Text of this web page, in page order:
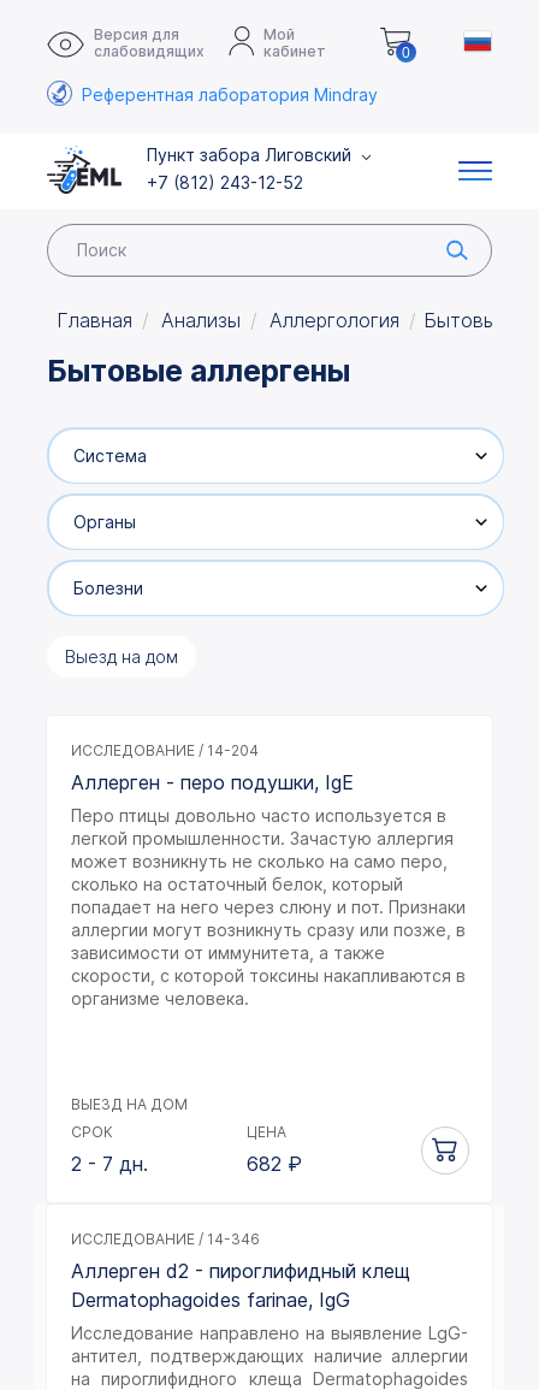
Версия для
слабовидящих
Мой
кабинет
0
Референтная лаборатория Mindray
Пункт забора Лиговский
+7 (812) 243-12-52
Главная Анализы Аллергология Бытовые
Бытовые аллергены
Система
Органы
Болезни
Выезд на дом
ИССЛЕДОВАНИЕ / 14-204
Аллерген - перо подушки, IgE
Перо птицы довольно часто используется в
легкой промышленности. Зачастую аллергия
может возникнуть не сколько на само перо,
сколько на остаточный белок, который
попадает на него через слюну и пот. Признаки
аллергии могут возникнуть сразу или позже, в
зависимости от иммунитета, а также
скорости, с которой токсины накапливаются в
организме человека.
ВЫЕЗД НА ДОМ
СРОК
2 - 7 дн.
ЦЕНА
682 ₽
ИССЛЕДОВАНИЕ / 14-346
Аллерген d2 - пироглифидный клещ
Dermatophagoides farinae, IgG
Исследование направлено на выявление LgG-
антител, подтверждающих наличие аллергии
на пироглифидного клеща Dermatophagoides